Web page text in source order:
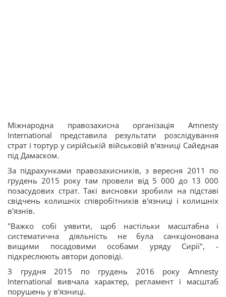
Міжнародна правозахисна організація Amnesty
International представила результати розслідування
страт і тортур у сирійській військовій в'язниці Сайедная
під Дамаском.
За підрахунками правозахисників, з вересня 2011 по
грудень 2015 року там провели від 5 000 до 13 000
позасудових страт. Такі висновки зробили на підставі
свідчень колишніх співробітників в'язниці і колишніх
в'язнів.
"Важко собі уявити, щоб настільки масштабна і
систематична діяльність не була санкціонована
вищими посадовими особами уряду Сирії", -
підкреслюють автори доповіді.
З грудня 2015 по грудень 2016 року Amnesty
International вивчала характер, регламент і масштаб
порушень у в'язниці.